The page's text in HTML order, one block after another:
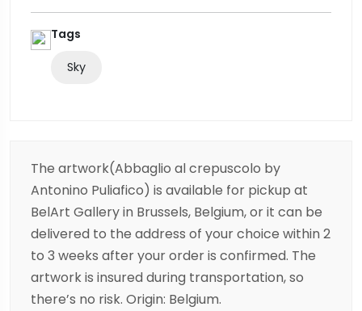
Tags
Sky
The artwork(Abbaglio al crepuscolo by
Antonino Puliafico) is available for pickup at
BelArt Gallery in Brussels, Belgium, or it can be
delivered to the address of your choice within 2
to 3 weeks after your order is confirmed. The
artwork is insured during transportation, so
there’s no risk. Origin: Belgium.